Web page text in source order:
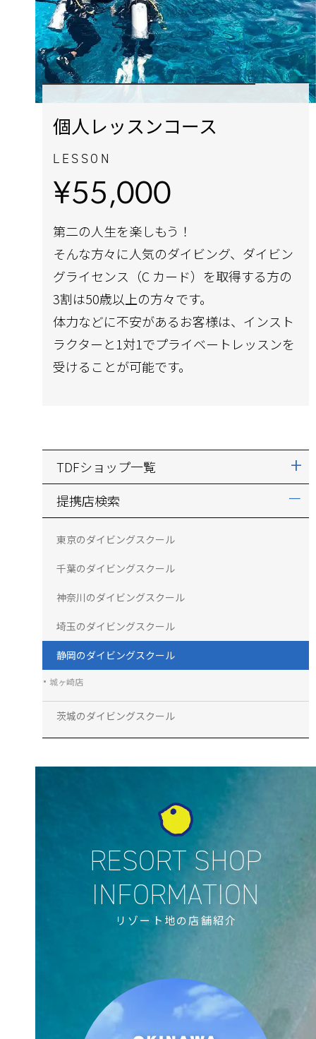
個人レッスンコース
LESSON
¥55,000
第二の人生を楽しもう！
そんな方々に人気のダイビング、ダイビン
グライセンス（C カード）を取得する方の
3割は50歳以上の方々です。
体力などに不安があるお客様は、インスト
ラクターと1対1でプライベートレッスンを
受けることが可能です。
TDFショップ一覧
提携店検索
東京のダイビングスクール
千葉のダイビングスクール
神奈川のダイビングスクール
埼玉のダイビングスクール
静岡のダイビングスクール
城ヶ崎店
茨城のダイビングスクール
リゾート地の店舗紹介